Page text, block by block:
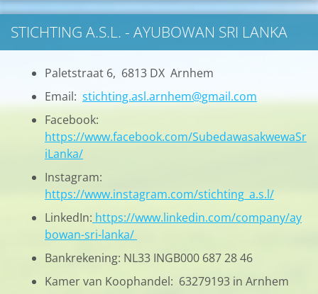
STICHTING A.S.L. - AYUBOWAN SRI LANKA
Paletstraat 6, 6813 DX Arnhem
Email: stichting.asl.arnhem@gmail.com
Facebook:
https://www.facebook.com/SubedawasakwewaSr
iLanka/
Instagram:
https://www.instagram.com/stichting_a.s.l/
LinkedIn: https://www.linkedin.com/company/ay
bowan-sri-lanka/
Bankrekening: NL33 INGB000 687 28 46
Kamer van Koophandel: 63279193 in Arnhem